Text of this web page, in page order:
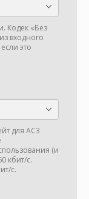
Кодек «Без
входного
это
для AC3
(и
кбит/с.
с.